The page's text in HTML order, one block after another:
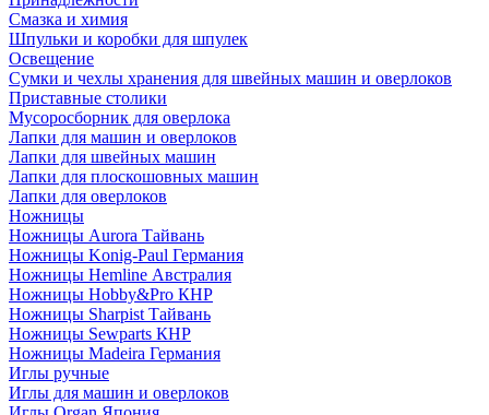
Смазка и химия
Шпульки и коробки для шпулек
Освещение
Сумки и чехлы хранения для швейных машин и оверлоков
Приставные столики
Мусоросборник для оверлока
Лапки для машин и оверлоков
Лапки для швейных машин
Лапки для плоскошовных машин
Лапки для оверлоков
Ножницы
Ножницы Aurora Тайвань
Ножницы Konig-Paul Германия
Ножницы Hemline Австралия
Ножницы Hobby&Pro КНР
Ножницы Sharpist Тайвань
Ножницы Sewparts КНР
Ножницы Madeira Германия
Иглы ручные
Иглы для машин и оверлоков